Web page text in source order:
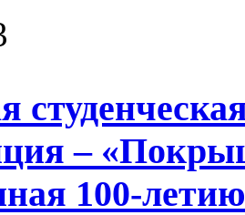
–
100-